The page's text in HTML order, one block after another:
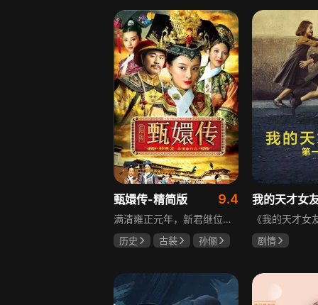
甄嬛传-精简版 9.4
满清雍正元年，新君继位后朝堂看似祥和实则暗流涌动，后宫华妃与皇后分庭抗礼，各方势力裹挟其中凶险异常，太后主持选秀拉开帷幕，大理寺少卿甄远道长女甄嬛意外得雍正赏识步入皇宫，在皇后与华妃的夹击下，甄嬛小心周旋忍辱负重，不得不用智慧保护自己，一次次卷入残酷宫闱斗争。
历史 古装
孙俪
我的天才女
剧情